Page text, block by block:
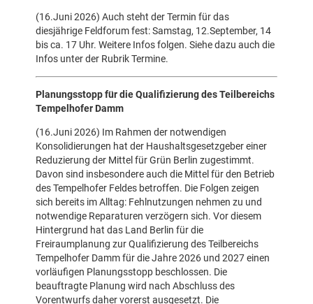
(16.Juni 2026) Auch steht der Termin für das
diesjährige Feldforum fest: Samstag, 12.September, 14
bis ca. 17 Uhr. Weitere Infos folgen. Siehe dazu auch die
Infos unter der Rubrik Termine.
Planungsstopp für die Qualifizierung des Teilbereichs
Tempelhofer Damm
(16.Juni 2026) Im Rahmen der notwendigen
Konsolidierungen hat der Haushaltsgesetzgeber einer
Reduzierung der Mittel für Grün Berlin zugestimmt.
Davon sind insbesondere auch die Mittel für den Betrieb
des Tempelhofer Feldes betroffen. Die Folgen zeigen
sich bereits im Alltag: Fehlnutzungen nehmen zu und
notwendige Reparaturen verzögern sich. Vor diesem
Hintergrund hat das Land Berlin für die
Freiraumplanung zur Qualifizierung des Teilbereichs
Tempelhofer Damm für die Jahre 2026 und 2027 einen
vorläufigen Planungsstopp beschlossen. Die
beauftragte Planung wird nach Abschluss des
Vorentwurfs daher vorerst ausgesetzt. Die